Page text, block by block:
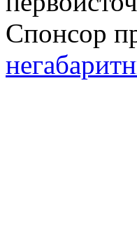
Спонсор